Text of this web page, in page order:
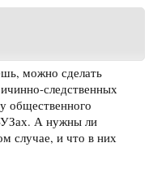
можно сделать
следственных
общественного
А нужны ли
случае, и что в них